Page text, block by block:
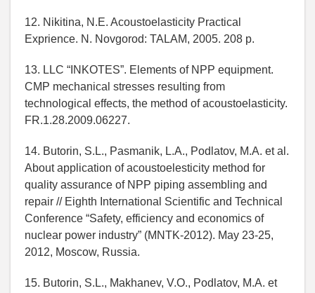
12. Nikitina, N.E. Acoustoelasticity Practical
Exprience. N. Novgorod: TALAM, 2005. 208 p.
13. LLC “INKOTES”. Elements of NPP equipment.
CMP mechanical stresses resulting from
technological effects, the method of acoustoelasticity.
FR.1.28.2009.06227.
14. Butorin, S.L., Pasmanik, L.A., Podlatov, M.A. et al.
About application of acoustoelesticity method for
quality assurance of NPP piping assembling and
repair // Eighth International Scientific and Technical
Conference “Safety, efficiency and economics of
nuclear power industry” (MNTK-2012). May 23-25,
2012, Moscow, Russia.
15. Butorin, S.L., Makhanev, V.O., Podlatov, M.A. et